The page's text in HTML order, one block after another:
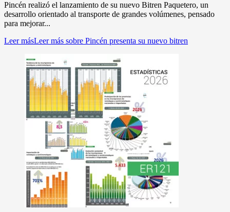
Pincén realizó el lanzamiento de su nuevo Bitren Paquetero, un
desarrollo orientado al transporte de grandes volúmenes, pensado
para mejorar...
Leer másLeer más sobre Pincén presenta su nuevo bitren